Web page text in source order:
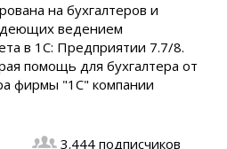
на бухгалтеров и
ведением
в 1С: Предприятии 7.7/8.
помощь для бухгалтера от
фирмы "1С" компании
3.444 подписчиков